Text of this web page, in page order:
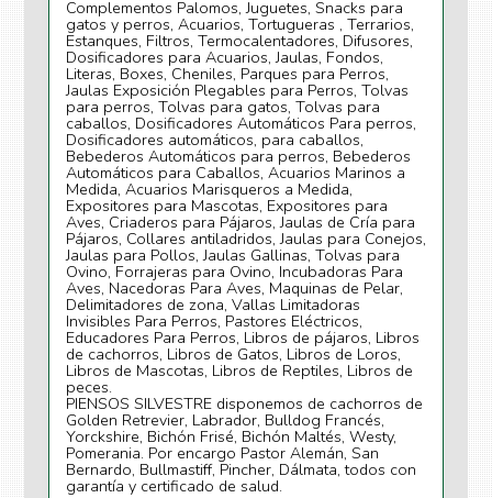
Complementos Palomos, Juguetes, Snacks para
gatos y perros, Acuarios, Tortugueras , Terrarios,
Estanques, Filtros, Termocalentadores, Difusores,
Dosificadores para Acuarios, Jaulas, Fondos,
Literas, Boxes, Cheniles, Parques para Perros,
Jaulas Exposición Plegables para Perros, Tolvas
para perros, Tolvas para gatos, Tolvas para
caballos, Dosificadores Automáticos Para perros,
Dosificadores automáticos, para caballos,
Bebederos Automáticos para perros, Bebederos
Automáticos para Caballos, Acuarios Marinos a
Medida, Acuarios Marisqueros a Medida,
Expositores para Mascotas, Expositores para
Aves, Criaderos para Pájaros, Jaulas de Cría para
Pájaros, Collares antiladridos, Jaulas para Conejos,
Jaulas para Pollos, Jaulas Gallinas, Tolvas para
Ovino, Forrajeras para Ovino, Incubadoras Para
Aves, Nacedoras Para Aves, Maquinas de Pelar,
Delimitadores de zona, Vallas Limitadoras
Invisibles Para Perros, Pastores Eléctricos,
Educadores Para Perros, Libros de pájaros, Libros
de cachorros, Libros de Gatos, Libros de Loros,
Libros de Mascotas, Libros de Reptiles, Libros de
peces.
PIENSOS SILVESTRE disponemos de cachorros de
Golden Retrevier, Labrador, Bulldog Francés,
Yorckshire, Bichón Frisé, Bichón Maltés, Westy,
Pomerania. Por encargo Pastor Alemán, San
Bernardo, Bullmastiff, Pincher, Dálmata, todos con
garantía y certificado de salud.